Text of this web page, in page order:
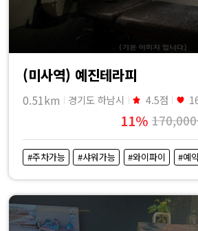
(미사역) 예진테라피
0.51km 경기도 하남시 4.5점
11%
#주차가능 #샤워가능 #와이파이 #예